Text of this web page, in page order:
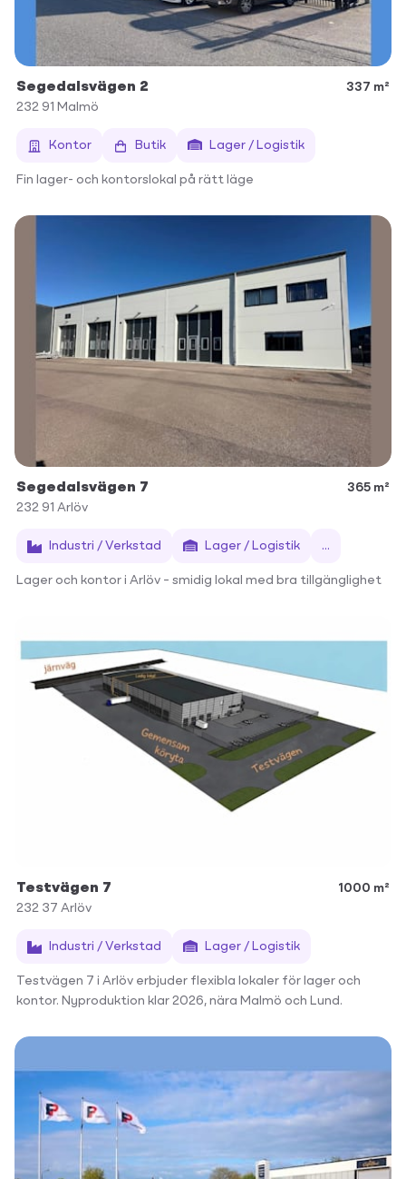
Segedalsvägen 2
337 m²
232 91 Malmö
Kontor Butik Lager / Logistik
Fin lager- och kontorslokal på rätt läge
Segedalsvägen 7
365 m²
232 91 Arlöv
Industri / Verkstad Lager / Logistik ...
Lager och kontor i Arlöv – smidig lokal med bra tillgänglighet
Testvägen 7
1000 m²
232 37 Arlöv
Industri / Verkstad Lager / Logistik
Testvägen 7 i Arlöv erbjuder flexibla lokaler för lager och
kontor. Nyproduktion klar 2026, nära Malmö och Lund.